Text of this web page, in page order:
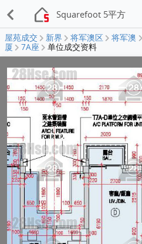
Squarefoot 5平方
屋苑成交 新界 将军澳区 将军澳
厦
7A座 单位成交资料